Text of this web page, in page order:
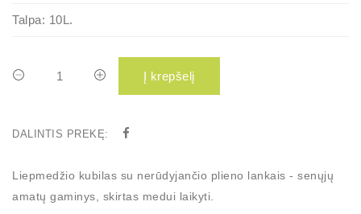
Talpa: 10L.
Į krepšelį
DALINTIS PREKĘ:
Liepmedžio kubilas su nerūdyjančio plieno lankais - senųjų
amatų gaminys, skirtas medui laikyti.